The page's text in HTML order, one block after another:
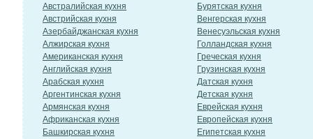
Австралийская кухня
Австрийская кухня
Азербайджанская кухня
Алжирская кухня
Американская кухня
Английская кухня
Арабская кухня
Аргентинская кухня
Армянская кухня
Африканская кухня
Башкирская кухня
Бурятская кухня
Венгерская кухня
Венесуэльская кухня
Голландская кухня
Греческая кухня
Грузинская кухня
Датская кухня
Детская кухня
Еврейская кухня
Европейская кухня
Египетская кухня